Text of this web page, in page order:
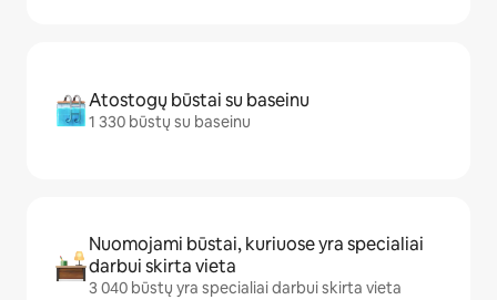
Atostogų būstai su baseinu
1 330 būstų su baseinu
Nuomojami būstai, kuriuose yra specialiai
darbui skirta vieta
3 040 būstų yra specialiai darbui skirta vieta